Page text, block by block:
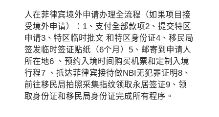
人在菲律宾境外申请办理全流程（如果项目接
受境外申请）：1、支付全部款项2、提交特区
申请3、特区临时批文 和特区身份证4、移民局
签发临时签证贴纸（6个月）5、邮寄到申请人
所在地6 、预约入境时间购买机票和定制入境
行程7 、抵达菲律宾接待做NBI无犯罪证明8、
前往移民局拍照采集指纹领取永居签证9、领
取身份证和移民局身份证完成所有程序。